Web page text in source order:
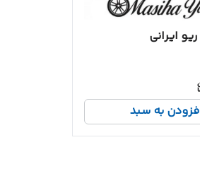
ایرانی
به سبد